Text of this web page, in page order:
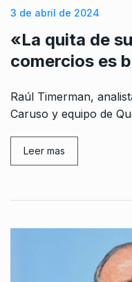
3 de abril de 2024
«La quita de
comercios es
Raúl Timerman,
Caruso y equipo de
Leer mas